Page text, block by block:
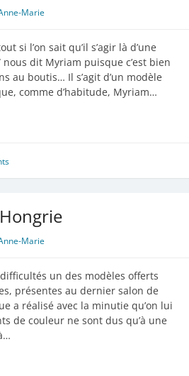
Marie
si l’on sait qu’il s’agir là d’une
dit Myriam puisque c’est bien
au boutis… Il s’agit d’un modèle
comme d’habitude, Myriam…
Marie
un des modèles offerts
présentes au dernier salon de
a réalisé avec la minutie qu’on lui
de couleur ne sont dus qu’à une